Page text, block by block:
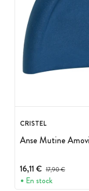
CRISTEL
Anse Mutine
16,11 € Prix avant réduction
17,90 €
En stock